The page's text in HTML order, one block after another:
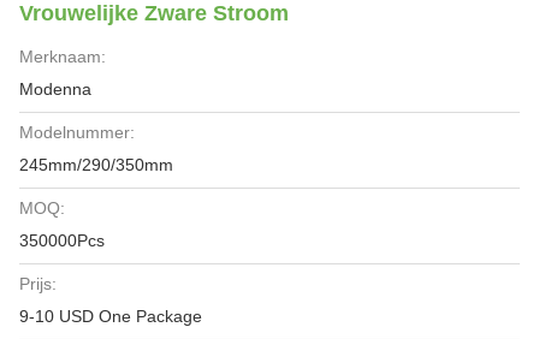
Vrouwelijke Zware Stroom
Merknaam:
Modenna
Modelnummer:
245mm/290/350mm
MOQ:
350000Pcs
Prijs:
9-10 USD One Package